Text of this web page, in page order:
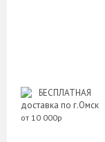
БЕСПЛАТНАЯ
доставка по г.Омск
от 10 000р